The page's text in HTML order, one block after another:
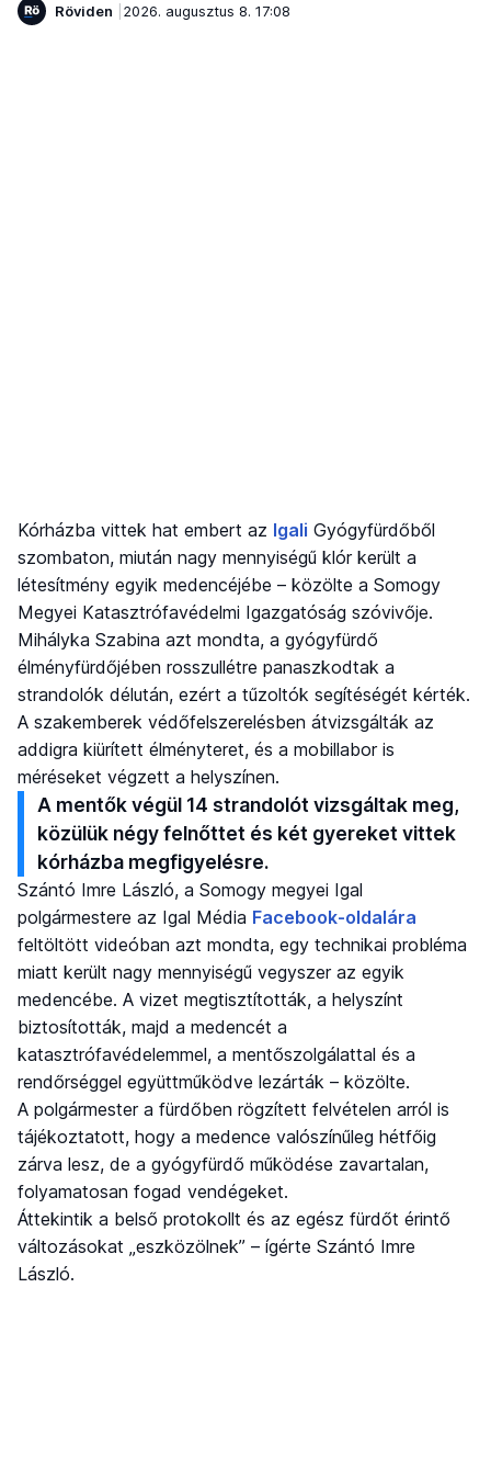
Röviden
2026. augusztus 8. 17:08
Kórházba vittek hat embert az Igali Gyógyfürdőből
szombaton, miután nagy mennyiségű klór került a
létesítmény egyik medencéjébe – közölte a Somogy
Megyei Katasztrófavédelmi Igazgatóság szóvivője.
Mihályka Szabina azt mondta, a gyógyfürdő
élményfürdőjében rosszullétre panaszkodtak a
strandolók délután, ezért a tűzoltók segítéségét kérték.
A szakemberek védőfelszerelésben átvizsgálták az
addigra kiürített élményteret, és a mobillabor is
méréseket végzett a helyszínen.
A mentők végül 14 strandolót vizsgáltak meg,
közülük négy felnőttet és két gyereket vittek
kórházba megfigyelésre.
Szántó Imre László, a Somogy megyei Igal
polgármestere az Igal Média Facebook-oldalára
feltöltött videóban azt mondta, egy technikai probléma
miatt került nagy mennyiségű vegyszer az egyik
medencébe. A vizet megtisztították, a helyszínt
biztosították, majd a medencét a
katasztrófavédelemmel, a mentőszolgálattal és a
rendőrséggel együttműködve lezárták – közölte.
A polgármester a fürdőben rögzített felvételen arról is
tájékoztatott, hogy a medence valószínűleg hétfőig
zárva lesz, de a gyógyfürdő működése zavartalan,
folyamatosan fogad vendégeket.
Áttekintik a belső protokollt és az egész fürdőt érintő
változásokat „eszközölnek” – ígérte Szántó Imre
László.